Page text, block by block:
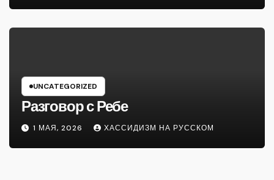
UNCATEGORIZED
Разговор с Ребе
1 МАЯ, 2026 ХАССИДИЗМ НА РУССКОМ